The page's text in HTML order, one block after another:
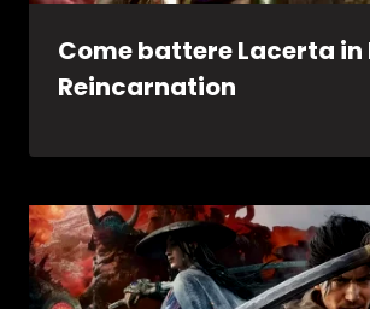
Come battere Lacerta in
Reincarnation